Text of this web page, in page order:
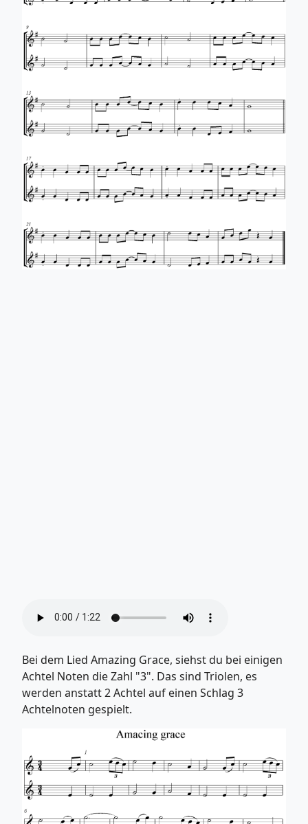
Bei dem Lied Amazing Grace, siehst du bei einigen
Achtel Noten die Zahl "3". Das sind Triolen, es
werden anstatt 2 Achtel auf einen Schlag 3
Achtelnoten gespielt.